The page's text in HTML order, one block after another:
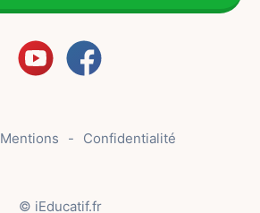
Mentions Confidentialité
© iEducatif.fr